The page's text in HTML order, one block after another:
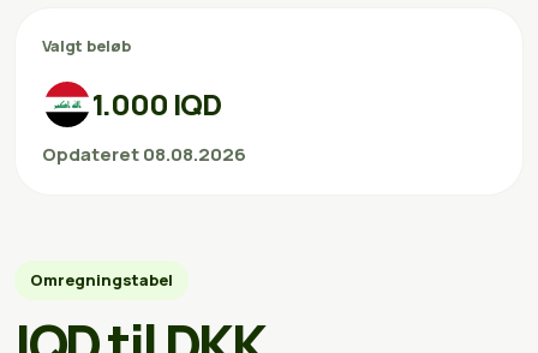
Valgt beløb
1.000 IQD
Opdateret 08.08.2026
Omregningstabel